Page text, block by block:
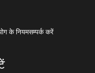
के नियमसम्पर्क करें